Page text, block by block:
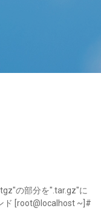
の部分を".tar.gz"に
ド [root@localhost ~]#